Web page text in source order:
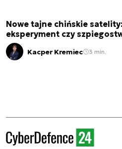
Nowe tajne chińskie satelity:
eksperyment czy
Kacper Kremiec 3 min.